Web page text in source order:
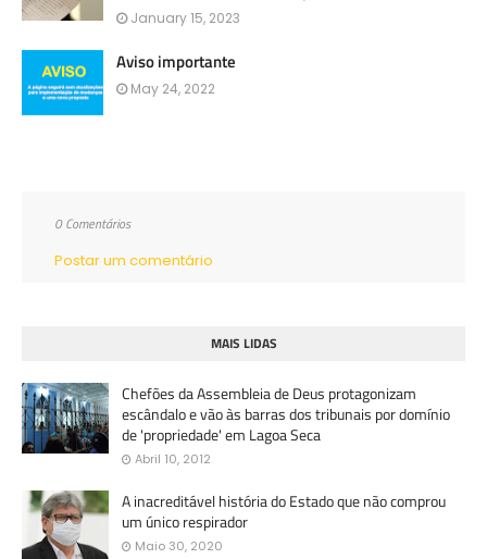
January 15, 2023
Aviso importante
May 24, 2022
0 Comentários
Postar um comentário
MAIS LIDAS
Chefões da Assembleia de Deus protagonizam
escândalo e vão às barras dos tribunais por domínio
de 'propriedade' em Lagoa Seca
Abril 10, 2012
A inacreditável história do Estado que não comprou
um único respirador
Maio 30, 2020